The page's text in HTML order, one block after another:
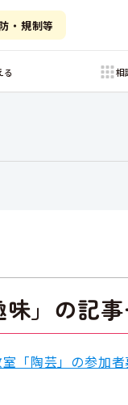
・規制等
る 相
」の記
室「陶芸」の参加